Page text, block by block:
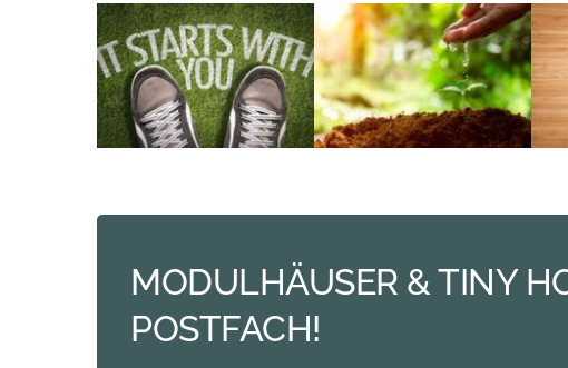
MODULHÄUSER & TINY
POSTFACH!